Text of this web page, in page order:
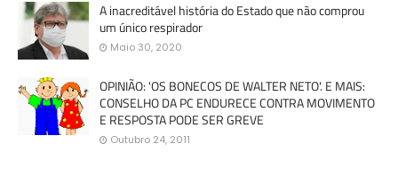
A inacreditável história do Estado que não comprou
um único respirador
Maio 30, 2020
OPINIÃO: 'OS BONECOS DE WALTER NETO'. E MAIS:
CONSELHO DA PC ENDURECE CONTRA MOVIMENTO
E RESPOSTA PODE SER GREVE
Outubro 24, 2011